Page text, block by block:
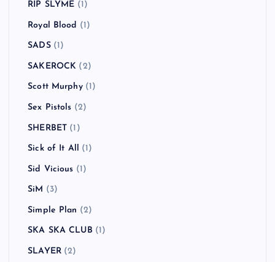
RIP SLYME (1)
Royal Blood (1)
SADS(1)
SAKEROCK (2)
Scott Murphy(1)
Sex Pistols (2)
SHERBET (1)
Sick of It All (1)
Sid Vicious (1)
SiM (3)
Simple Plan (2)
SKA SKA CLUB (1)
SLAYER(2)